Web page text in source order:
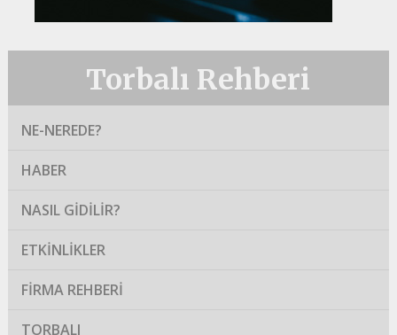
Torbalı Rehberi
NE-NEREDE?
HABER
NASIL GIDILIR?
ETKINLIKLER
FIRMA REHBERI
TORBALI